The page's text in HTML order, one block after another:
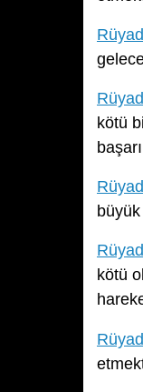
kötü
kötü